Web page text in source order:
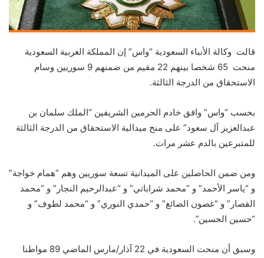
قالت وكالة الأنباء السعودية “واس” إن المملكة العربية السعودية
منحت 65 شخصا بينهم 22 مقيم من ضمنهم 9 سوريين وسام
الاستحقاق من الدرجة الثالثة.
بحسب “واس” وافق خادم الحرمين الشريفين “الملك سلمان بن
عبدالعزيز آل سعود” على منح ميدالية الاستحقاق من الدرجة الثالثة
للمتبرعين بالدم عشر مرات.
ومن ضمن الحاصلين على الميدانية تسعة سوريين وهم “همام خواجة”
و “ياسر الأحمد” و “محمد شراباتي” و “عبدالرحيم النجار” و “محمد
القصار” و “غصون الصائغ” و “حمدي النوري” و “محمد لطوف” و
“حسين الحسين”.
وسبق أن منحت السعودية في 22 آذار/مارس الماضي 89 مواطنا